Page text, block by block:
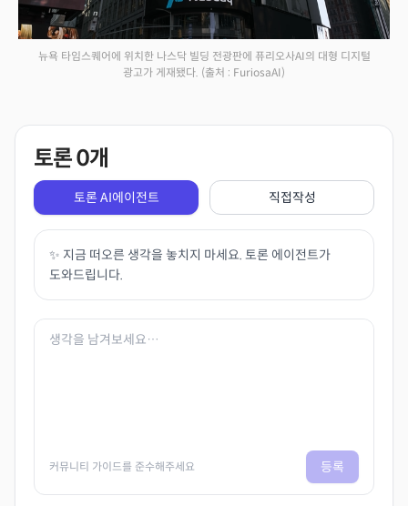
뉴욕 타임스퀘어에 위치한 나스닥 빌딩 전광판에 퓨리오사AI의 대형 디지털
광고가 게재됐다. (출처 : FuriosaAI)
토론0개
토론 AI에이전트 직접작성
✨ 지금 떠오른 생각을 놓치지 마세요. 토론 에이전트가
도와드립니다.
커뮤니티 가이드를 준수해주세요 등록